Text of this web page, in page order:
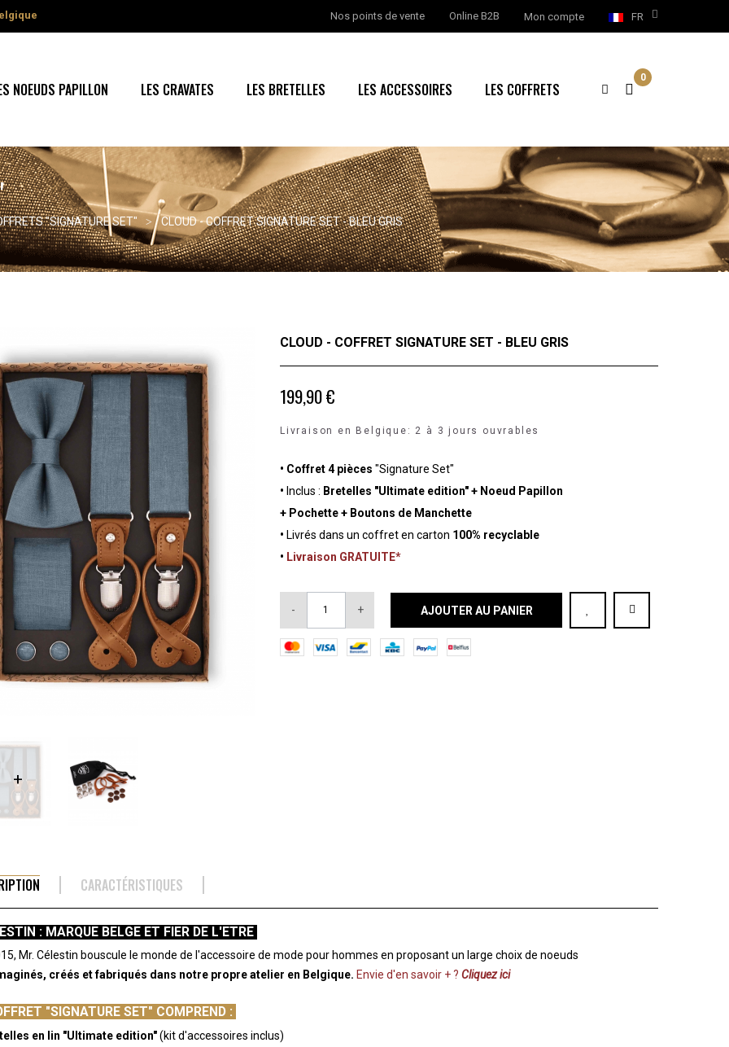
FR
Mon compte
Online B2B
Nos points de vente
NOEUDS PAPILLON LES CRAVATES LES BRETELLES LES ACCESSOIRES LES COFFRETS
0
"SIGNATURE SET" CLOUD - COFFRET SIGNATURE SET - BLEU GRIS
CLOUD - COFFRET SIGNATURE SET - BLEU GRIS
199,90 €
Livraison en Belgique: 2 à 3 jours ouvrables
• Coffret 4 pièces "Signature Set"
• Inclus : Bretelles "Ultimate edition" + Noeud Papillon
+ Pochette + Boutons de Manchette
• Livrés dans un coffret en carton 100% recyclable
• Livraison GRATUITE*
- + AJOUTER AU PANIER
CARACTÉRISTIQUES
: MARQUE BELGE ET FIER DE L'ETRE
Mr. Célestin bouscule le monde de l'accessoire de mode pour hommes en proposant un large choix de noeuds
créés et fabriqués dans notre propre atelier en Belgique. Envie d'en savoir + ? Cliquez ici
"SIGNATURE SET" COMPREND :
en lin "Ultimate edition"(kit d'accessoires inclus)